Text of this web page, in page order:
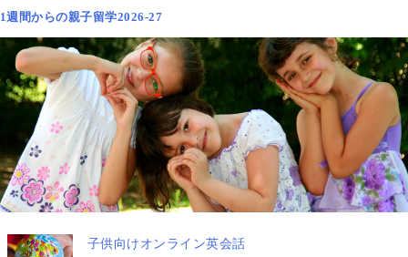
1週間からの親子留学2026-27
子供向けオンライン英会話